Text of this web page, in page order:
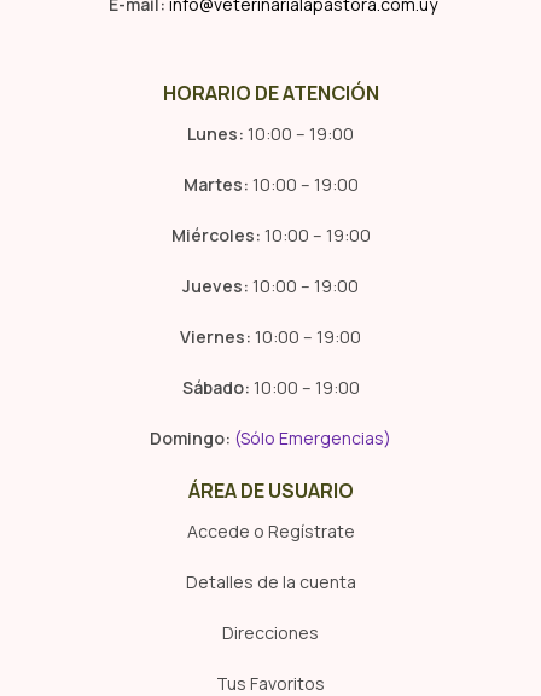
HORARIO DE ATENCIÓN
Lunes: 10:00 – 19:00
Martes: 10:00 – 19:00
Miércoles: 10:00 – 19:00
Jueves: 10:00 – 19:00
Viernes: 10:00 – 19:00
Sábado: 10:00 – 19:00
Domingo: (Sólo Emergencias)
ÁREA DE USUARIO
Accede o Regístrate
Detalles de la cuenta
Direcciones
Tus Favoritos